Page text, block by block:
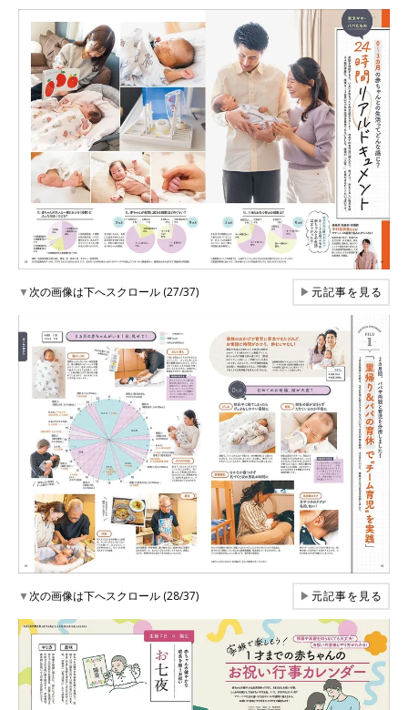
▼次の画像は下へスクロール (27/37) ▶元記事を見る
▼次の画像は下へスクロール (28/37) ▶元記事を見る